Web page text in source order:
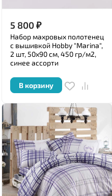
5 800₽
Набор махровых полотенец
с вышивкой Hobby "Marina",
2 шт, 50x90 см, 450 гр/м2,
синее ассорти
В корзину